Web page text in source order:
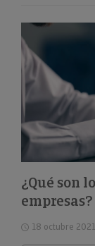
¿Qué son
18 octubre 2021